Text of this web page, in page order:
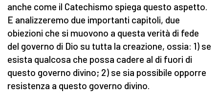
anche come il Catechismo spiega questo aspetto.
E analizzeremo due importanti capitoli, due
obiezioni che si muovono a questa verità di fede
del governo di Dio su tutta la creazione, ossia: 1) se
esista qualcosa che possa cadere al di fuori di
questo governo divino; 2) se sia possibile opporre
resistenza a questo governo divino.